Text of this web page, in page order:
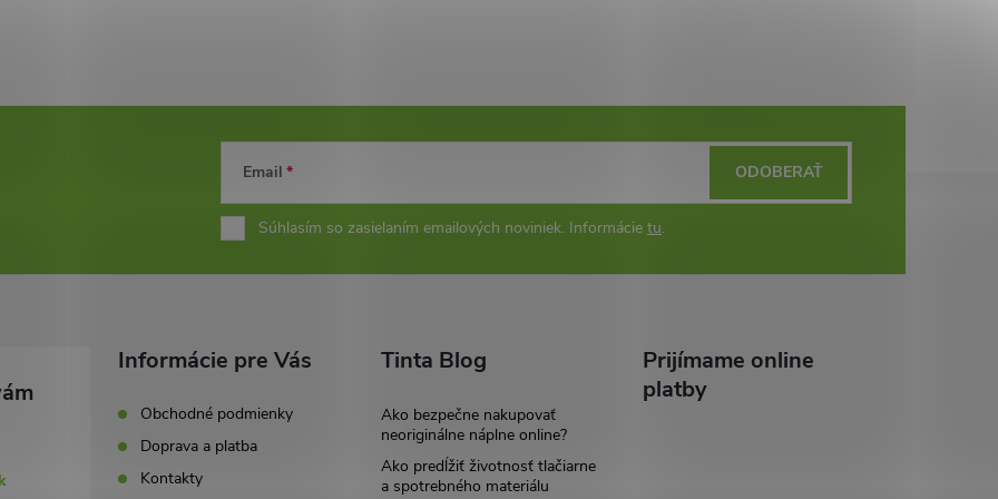
Email
Súhlasím so zasielaním emailových noviniek. Informácie tu.
ODOBERAŤ
Informácie pre Vás
Obchodné podmienky
Doprava a platba
Kontakty
Tinta Blog
Ako bezpečne nakupovať
neoriginálne náplne online?
Ako predĺžiť životnosť tlačiarne
a spotrebného materiálu
Prijímame online
platby